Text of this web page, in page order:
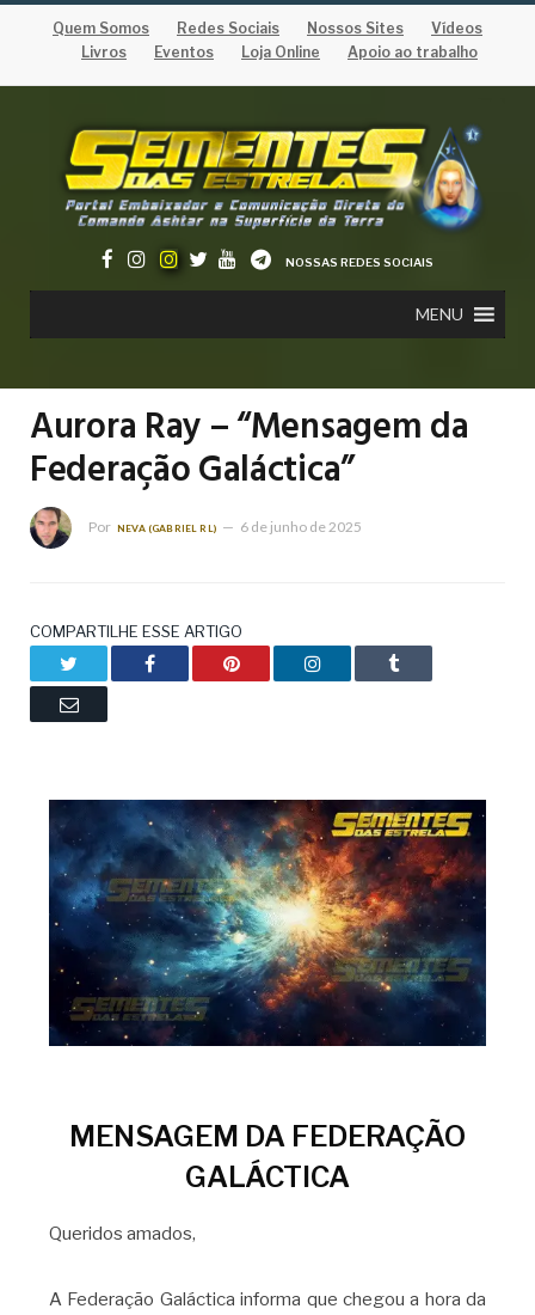
Quem Somos Redes Sociais Nossos Sites
Vídeos
Livros
Eventos Loja Online Apoio ao trabalho
NOSSAS REDES SOCIAIS
MENU
Aurora Ray – “Mensagem da
Federação Galáctica”
Por NEVA (GABRIEL RL) 6 de junho de 2025
COMPARTILHE ESSE ARTIGO
Facebook Pinterest LinkedIn Tumblr
Email
MENSAGEM DA FEDERAÇÃO
GALÁCTICA
Queridos amados,
A Federação Galáctica informa que chegou a hora da